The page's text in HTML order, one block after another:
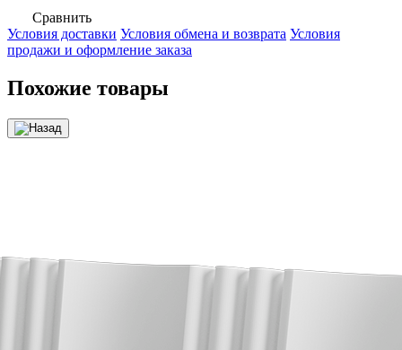
Сравнить
Условия доставки Условия обмена и возврата Условия
продажи и оформление заказа
Похожие товары